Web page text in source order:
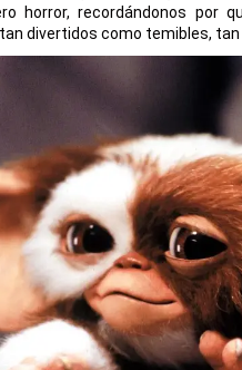
horror, recordándonos por
divertidos como temibles,